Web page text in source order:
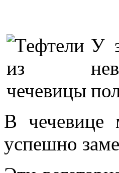
У
В чечевице
успешно